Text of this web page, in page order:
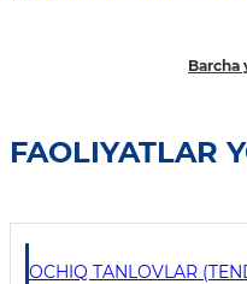
Barcha
FAOLIYATLAR
OCHIQ TANLOVLAR